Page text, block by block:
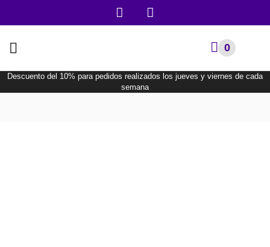
0
Descuento del 10% para pedidos realizados los jueves y viernes de cada
semana